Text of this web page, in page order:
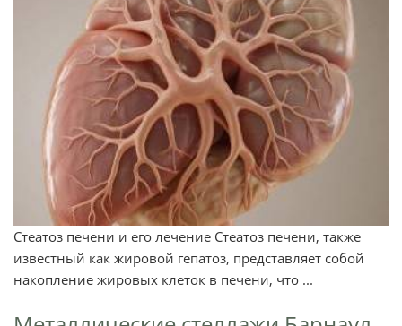
Стеатоз печени и его лечение Стеатоз печени, также
известный как жировой гепатоз, представляет собой
накопление жировых клеток в печени, что ...